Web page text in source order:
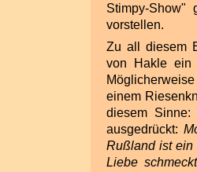
Stimpy-Show"
vorstellen.
Zu all diesem
von Hakle ein
einem
diesem
ausgedrückt:
Rußland ist ein
Liebe